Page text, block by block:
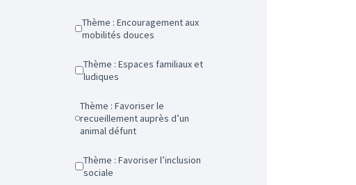
Thème : Encouragement aux
mobilités douces
Thème : Espaces familiaux et
ludiques
Thème : Favoriser le
recueillement auprès d’un
animal défunt
Thème : Favoriser l’inclusion
sociale